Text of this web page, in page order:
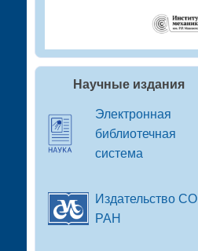
Научные издания
Электронная
библиотечная
система
Издательство СО
РАН